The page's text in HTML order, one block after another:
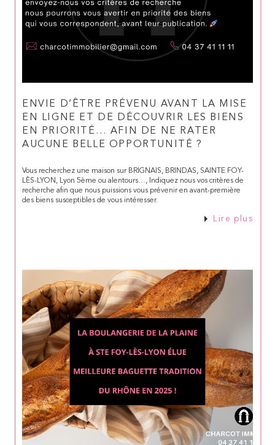
ENVIE D’ÊTRE PRÉVENU AVANT LA MISE
EN LIGNE ET DE DÉCOUVRIR LES BIENS
EN PRIORITÉ… AFIN DE NE RATER
AUCUNE BELLE OPPORTUNITÉ ?
Vous recherchez une maison sur BRIGNAIS, BRINDAS, SAINTE FOY-
LÈS-LYON, Lyon 5ème ou alentours…, Indiquez nous vos critères de
recherche afin que nous puissions vous prévenir en avant-première
des biens susceptibles de vous intéresser.
Lire plus